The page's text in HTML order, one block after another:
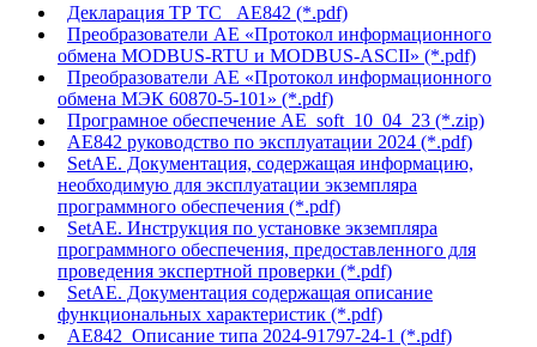
Декларация ТР ТС_ АЕ842 (*.pdf)
Преобразователи АЕ «Протокол информационного
обмена MODBUS-RTU и MODBUS-ASCII» (*.pdf)
Преобразователи АЕ «Протокол информационного
обмена МЭК 60870-5-101» (*.pdf)
Програмное обеспечение AE_soft_10_04_23 (*.zip)
АЕ842 руководство по эксплуатации 2024 (*.pdf)
SetAE. Документация, содержащая информацию,
необходимую для эксплуатации экземпляра
программного обеспечения (*.pdf)
SetAE. Инструкция по установке экземпляра
программного обеспечения, предоставленного для
проведения экспертной проверки (*.pdf)
SetAE. Документация содержащая описание
функциональных характеристик (*.pdf)
АЕ842_Описание типа 2024-91797-24-1 (*.pdf)